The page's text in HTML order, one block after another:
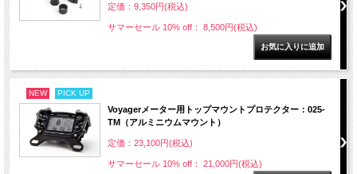
定価：9,350円(税込)
サマーセール 10% off： 8,500円(税込)
NEW PICK UP
Voyagerメーター用トップマウントプロテクター：025-
TM（アルミニウムマウント）
定価：23,100円(税込)
サマーセール 10% off： 21,000円(税込)